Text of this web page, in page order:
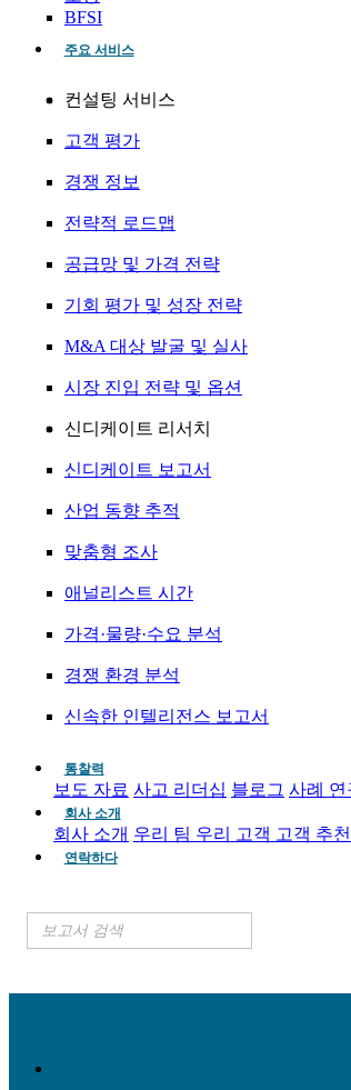
BFSI
주요 서비스
컨설팅 서비스
고객 평가
경쟁 정보
전략적 로드맵
공급망 및 가격 전략
기회 평가 및 성장 전략
M&A 대상 발굴 및 실사
시장 진입 전략 및 옵션
신디케이트 리서치
신디케이트 보고서
산업 동향 추적
맞춤형 조사
애널리스트 시간
가격·물량·수요 분석
경쟁 환경 분석
신속한 인텔리전스 보고서
통찰력
보도 자료 사고 리더십 블로그 사례 연
회사 소개
회사 소개 우리 팀 우리 고객 고객 추천
연락하다